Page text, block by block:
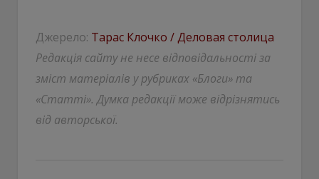
Джерело: Тарас Клочко / Деловая столица
Редакція сайту не несе відповідальності за
зміст матеріалів у рубриках «Блоги» та
«Статті». Думка редакції може відрізнятись
від авторської.